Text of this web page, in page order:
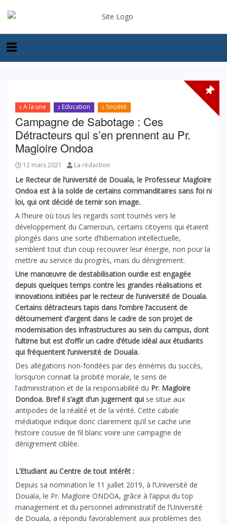
A la une Education Société
Campagne de Sabotage : Ces
Détracteurs qui s’en prennent au Pr.
Magloire Ondoa
12 mars 2021 La rédaction
Le Recteur de l’université de Douala, le Professeur Magloire
Ondoa est à la solde de certains commanditaires sans foi ni
loi, qui ont décidé de ternir son image.
A l’heure où tous les regards sont tournés vers le
développement du Cameroun, certains citoyens qui étaient
plongés dans une sorte d’hibernation intellectuelle,
semblent tout d’un coup recouvrer leur énergie, non pour la
mettre au service du progrès, mais du dénigrement.
Une manœuvre de destabilisation ourdie est engagée
depuis quelques temps contre les grandes réalisations et
innovations initiées par le recteur de l’université de Douala.
Certains détracteurs tapis dans l’ombre l’accusent de
détournement d’argent dans le cadre de son projet de
modernisation des infrastructures au sein du campus, dont
l’ultime but est d’offir un cadre d’étude idéal aux étudiants
qui fréquentent l’université de Douala.
Des allégations non-fondées par des énnémis du succès,
lorsqu’on connait la probité morale, le sens de
l’administration et de la responsabilité du Pr. Magloire
Dondoa. Bref il s’agit d’un jugement qui se situe aux
antipodes de la réalité et de la vérité. Cette cabale
médiatique indique donc clairement qu’il se cache une
histoire cousue de fil blanc voire une campagne de
dénigrement ciblée.
L’Etudiant au Centre de tout Intérêt :
Depuis sa nomination le 11 juillet 2019, à l’Université de
Douala, le Pr. Magloire ONDOA, grâce à l’appui du top
management et du personnel administratif de l’Université
de Douala, a répondu favorablement aux problèmes des